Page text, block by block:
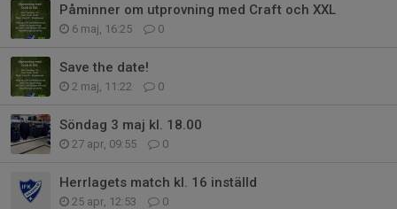
Påminner om utprovning med Craft och XXL
6 maj, 16:25 0
Save the date!
2 maj, 11:22 0
Söndag 3 maj kl. 18.00
27 apr, 09:55 0
Herrlagets match kl. 16 inställd
25 apr, 12:53 0